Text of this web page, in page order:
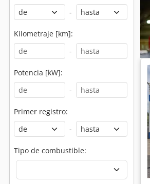
-
Kilometraje [km]:
-
Potencia [kW]:
-
Primer registro:
-
Tipo de combustible: